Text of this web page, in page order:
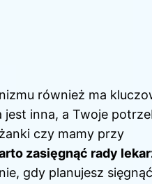
również ma
jest inna, a Twoje
czy mamy przy
zasięgnąć rady
gdy planujesz sięgnąć